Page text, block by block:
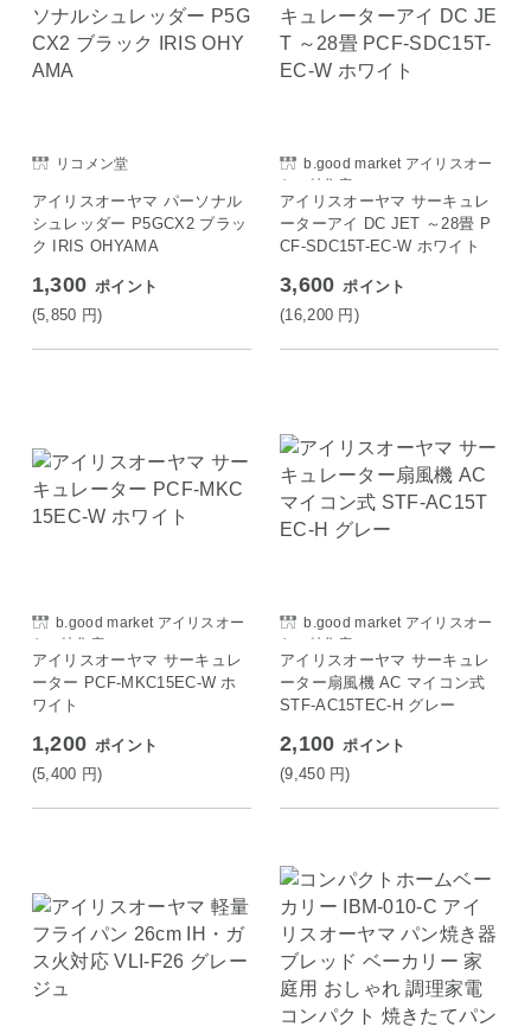
リコメン堂
アイリスオーヤマ パーソナル
シュレッダー P5GCX2 ブラッ
ク IRIS OHYAMA
1,300 ポイント
(5,850 円)
b.good market アイリスオー
ヤマ特集店
アイリスオーヤマ サーキュレ
ーターアイ DC JET ～28畳 P
CF-SDC15T-EC-W ホワイト
3,600 ポイント
(16,200 円)
b.good market アイリスオー
ヤマ特集店
アイリスオーヤマ サーキュレ
ーター PCF-MKC15EC-W ホ
ワイト
1,200 ポイント
(5,400 円)
b.good market アイリスオー
ヤマ特集店
アイリスオーヤマ サーキュレ
ーター扇風機 AC マイコン式
STF-AC15TEC-H グレー
2,100 ポイント
(9,450 円)